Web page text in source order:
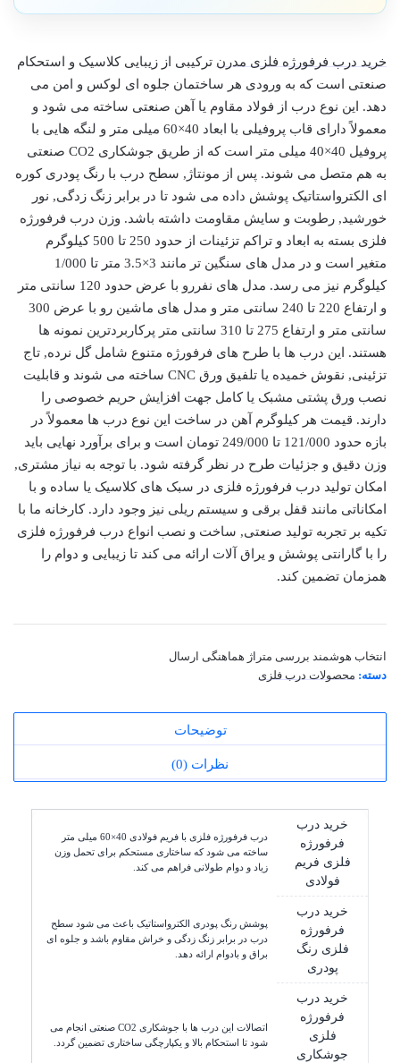
خرید درب فرفورژه فلزی مدرن ترکیبی از زیبایی کلاسیک و استحکام
صنعتی است که به ورودی هر ساختمان جلوه ای لوکس و امن می
دهد. این نوع درب از فولاد مقاوم یا آهن صنعتی ساخته می شود و
معمولاً دارای قاب پروفیلی با ابعاد 40×60 میلی متر و لنگه هایی با
پروفیل 40×40 میلی متر است که از طریق جوشکاری CO2 صنعتی
به هم متصل می شوند. پس از مونتاژ, سطح درب با رنگ پودری کوره
ای الکترواستاتیک پوشش داده می شود تا در برابر زنگ زدگی, نور
خورشید, رطوبت و سایش مقاومت داشته باشد. وزن درب فرفورژه
فلزی بسته به ابعاد و تراکم تزئینات از حدود 250 تا 500 کیلوگرم
متغیر است و در مدل های سنگین تر مانند 3×3.5 متر تا 1/000
کیلوگرم نیز می رسد. مدل های نفررو با عرض حدود 120 سانتی متر
و ارتفاع 220 تا 240 سانتی متر و مدل های ماشین رو با عرض 300
سانتی متر و ارتفاع 275 تا 310 سانتی متر پرکاربردترین نمونه ها
هستند. این درب ها با طرح های فرفورژه متنوع شامل گل نرده, تاج
تزئینی, نقوش خمیده یا تلفیق ورق CNC ساخته می شوند و قابلیت
نصب ورق پشتی مشبک یا کامل جهت افزایش حریم خصوصی را
دارند. قیمت هر کیلوگرم آهن در ساخت این نوع درب ها معمولاً در
بازه حدود 121/000 تا 249/000 تومان است و برای برآورد نهایی باید
وزن دقیق و جزئیات طرح در نظر گرفته شود. با توجه به نیاز مشتری,
امکان تولید درب فرفورژه فلزی در سبک های کلاسیک یا ساده و با
امکاناتی مانند قفل برقی و سیستم ریلی نیز وجود دارد. کارخانه ما با
تکیه بر تجربه تولید صنعتی, ساخت و نصب انواع درب فرفورژه فلزی
را با گارانتی پوشش و یراق آلات ارائه می کند تا زیبایی و دوام را
همزمان تضمین کند.
انتخاب هوشمند بررسی متراژ هماهنگی ارسال
دسته: محصولات درب فلزی
توضیحات
نظرات (0)
خرید درب
فرفورژه
فلزی فریم
فولادی
درب فرفورژه فلزی با فریم فولادی 40×60 میلی متر
ساخته می شود که ساختاری مستحکم برای تحمل وزن
زیاد و دوام طولانی فراهم می کند.
خرید درب
فرفورژه
فلزی رنگ
پودری
پوشش رنگ پودری الکترواستاتیک باعث می شود سطح
درب در برابر زنگ زدگی و خراش مقاوم باشد و جلوه ای
براق و بادوام ارائه دهد.
خرید درب
فرفورژه
فلزی
جوشکاری
اتصالات این درب ها با جوشکاری CO2 صنعتی انجام می
شود تا استحکام بالا و یکپارچگی ساختاری تضمین گردد.